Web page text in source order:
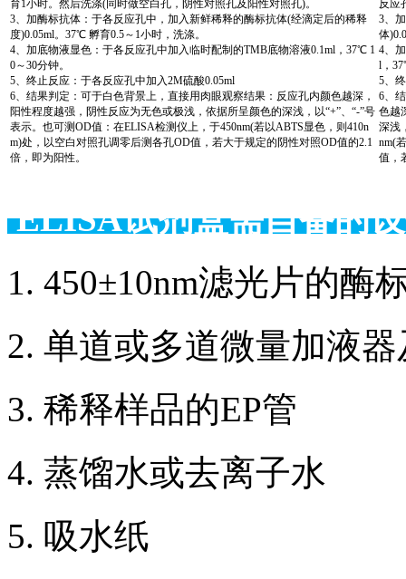
育1小时。然后洗涤(同时做空白孔，阴性对照孔及阳性对照孔)。
3、加酶标抗体：于各反应孔中，加入新鲜稀释的酶标抗体(经滴定后的稀释
度)0.05ml。37℃ 孵育0.5～1小时，洗涤。
4、加底物液显色：于各反应孔中加入临时配制的TMB底物溶液0.1ml，37℃ 1
0～30分钟。
5、终止反应：于各反应孔中加入2M硫酸0.05ml
6、结果判定：可于白色背景上，直接用肉眼观察结果：反应孔内颜色越深，
阳性程度越强，阴性反应为无色或极浅，依据所呈颜色的深浅，以“+”、“-”号
表示。也可测OD值：在ELISA检测仪上，于450nm(若以ABTS显色，则410n
m)处，以空白对照孔调零后测各孔OD值，若大于规定的阴性对照OD值的2.1
倍，即为阳性。
反应
3、
体
4、
l，
5、
6、
色越
深浅
nm(
值，
ELISA试剂盒需自备的
1. 450±10nm滤光片的酶
2. 单道或多道微量加液
3. 稀释样品的EP管
4. 蒸馏水或去离子水
5. 吸水纸